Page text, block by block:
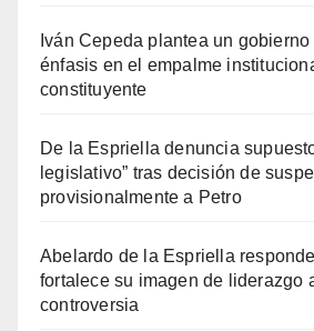
Iván Cepeda plantea un
énfasis en el empalme
constituyente
De la Espriella denuncia
legislativo” tras decisión de
provisionalmente a Petro
Abelardo de la Espriella
fortalece su imagen de liderazgo
controversia